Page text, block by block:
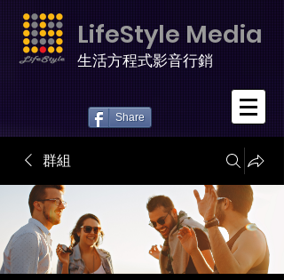
LifeStyle Media
生活方程式影音行銷
Share
群組